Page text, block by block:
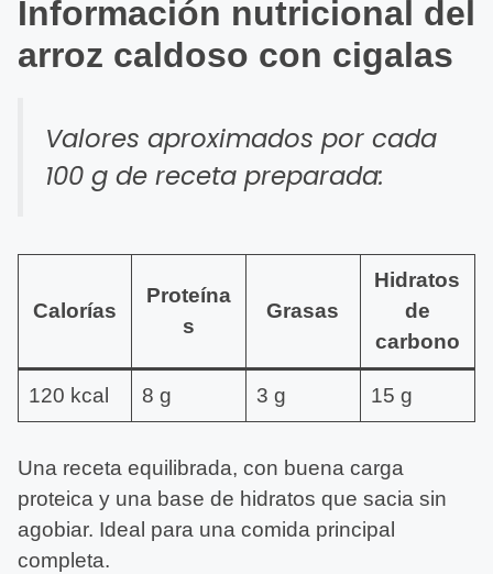
Información nutricional del
arroz caldoso con cigalas
Valores aproximados por cada
100 g de receta preparada:
Calorías
Proteína
s
Grasas
Hidratos
de
carbono
120 kcal 8 g 3 g 15 g
Una receta equilibrada, con buena carga
proteica y una base de hidratos que sacia sin
agobiar. Ideal para una comida principal
completa.